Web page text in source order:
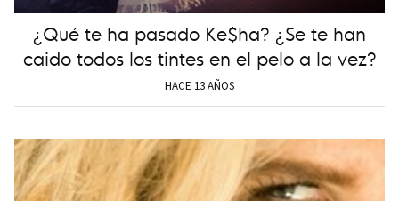
¿Qué te ha pasado Ke$ha? ¿Se te han
caido todos los tintes en el pelo a la vez?
HACE 13 AÑOS